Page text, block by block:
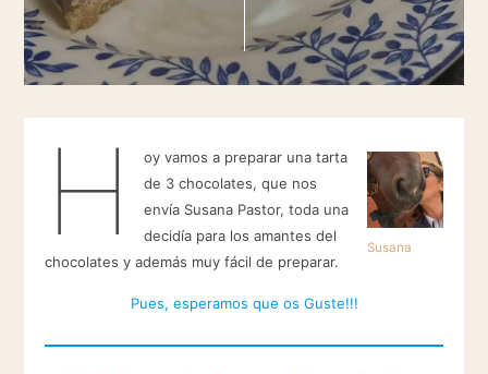
Susana
H
oy vamos a preparar una tarta
de 3 chocolates, que nos
envía Susana Pastor, toda una
decidía para los amantes del
chocolates y además muy fácil de preparar.
Pues, esperamos que os Guste!!!